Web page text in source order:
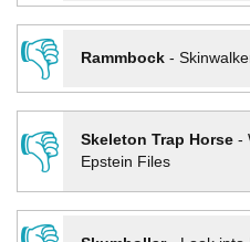
👎
Rammbock-
👎
Skeleton Trap Horse-
Epstein Files